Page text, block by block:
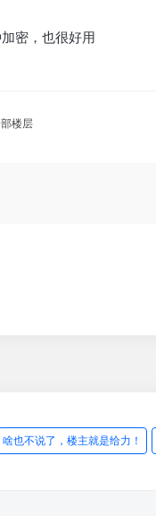
密，也很好用
楼层
啥也不说了，楼主就是给力！